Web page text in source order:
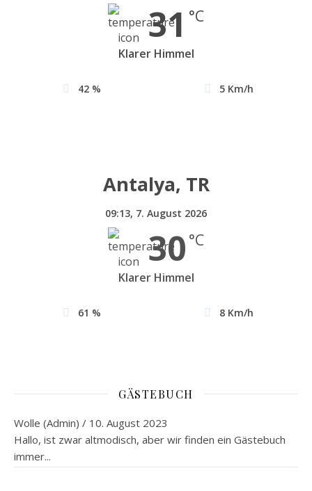
31 °C
Klarer Himmel
42 % 5 Km/h
Antalya, TR
09:13, 7. August 2026
30 °C
Klarer Himmel
61 % 8 Km/h
GÄSTEBUCH
Wolle (Admin) / 10. August 2023
Hallo, ist zwar altmodisch, aber wir finden ein Gästebuch
immer...